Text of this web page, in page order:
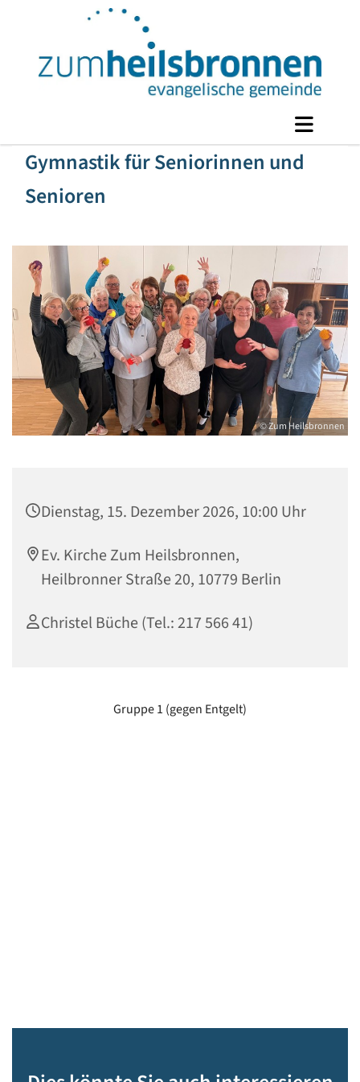
Gymnastik für Seniorinnen und
Senioren
© Zum Heilsbronnen
Dienstag, 15. Dezember 2026, 10:00 Uhr
Ev. Kirche Zum Heilsbronnen,
Heilbronner Straße 20, 10779 Berlin
Christel Büche (Tel.: 217 566 41)
Gruppe 1 (gegen Entgelt)